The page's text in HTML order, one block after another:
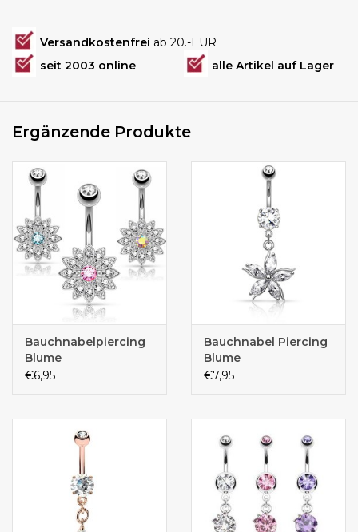
Versandkostenfrei ab 20.-EUR
seit 2003 online
alle Artikel auf Lager
Ergänzende Produkte
Bauchnabelpiercing
Blume
€6,95
Bauchnabel Piercing
Blume
€7,95